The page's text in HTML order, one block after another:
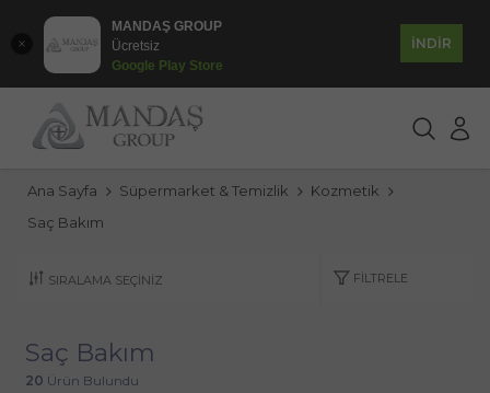
MANDAŞ GROUP
Ücretsiz
Google Play Store
İNDİR
Ana Sayfa Süpermarket & Temizlik
Kozmetik
Saç Bakım
FILTRELE
Saç Bakım
20 Ürün Bulundu